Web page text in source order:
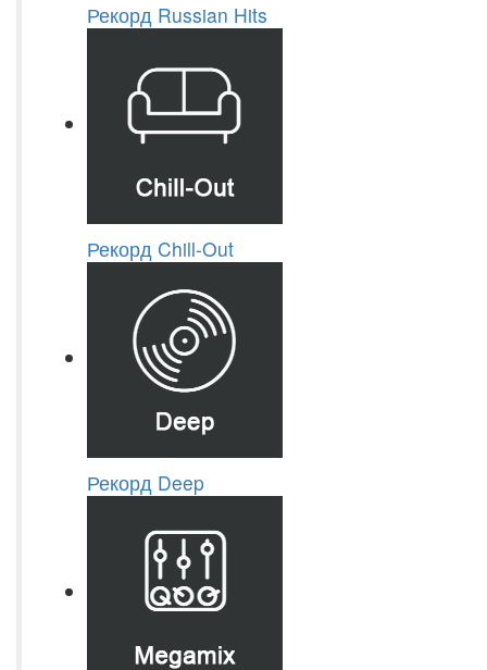
Рекорд Russian Hits
Рекорд Chill-Out
Рекорд Deep